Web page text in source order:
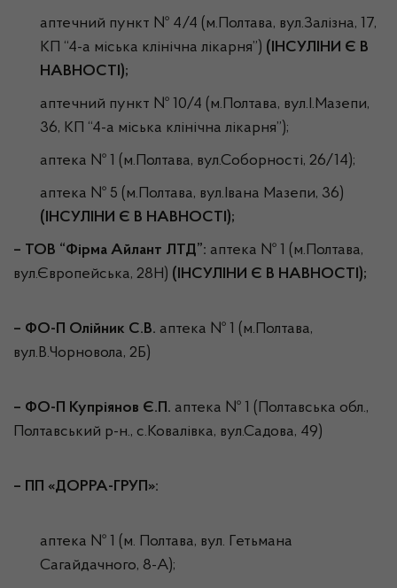
аптечний пункт № 4/4 (м.Полтава, вул.Залізна, 17,
КП “4-а міська клінічна лікарня”) (ІНСУЛІНИ Є В
НАВНОСТІ);
аптечний пункт № 10/4 (м.Полтава, вул.І.Мазепи,
36, КП “4-а міська клінічна лікарня”);
аптека № 1 (м.Полтава, вул.Соборності, 26/14);
аптека № 5 (м.Полтава, вул.Івана Мазепи, 36)
(ІНСУЛІНИ Є В НАВНОСТІ);
– ТОВ “Фірма Айлант ЛТД”: аптека № 1 (м.Полтава,
вул.Європейська, 28Н) (ІНСУЛІНИ Є В НАВНОСТІ);
– ФО-П Олійник С.В. аптека № 1 (м.Полтава,
вул.В.Чорновола, 2Б)
– ФО-П Купріянов Є.П. аптека № 1 (Полтавська обл.,
Полтавський р-н., с.Ковалівка, вул.Садова, 49)
– ПП «ДОРРА-ГРУП»:
аптека № 1 (м. Полтава, вул. Гетьмана
Сагайдачного, 8-А);